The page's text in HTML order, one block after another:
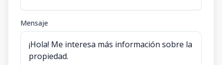
Mensaje